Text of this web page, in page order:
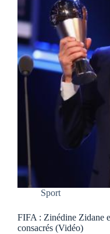
Sport
FIFA : Zinédine Zidane
consacrés (Vidéo)